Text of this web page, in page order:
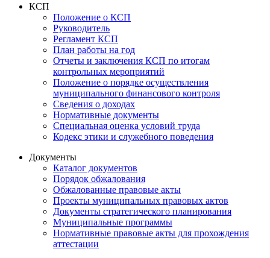
КСП
Положение о КСП
Руководитель
Регламент КСП
План работы на год
Отчеты и заключения КСП по итогам
контрольных мероприятий
Положение о порядке осуществления
муниципального финансового контроля
Сведения о доходах
Нормативные документы
Специальная оценка условий труда
Кодекс этики и служебного поведения
Документы
Каталог документов
Порядок обжалования
Обжалованные правовые акты
Проекты муниципальных правовых актов
Документы стратегического планирования
Муниципальные программы
Нормативные правовые акты для прохождения
аттестации